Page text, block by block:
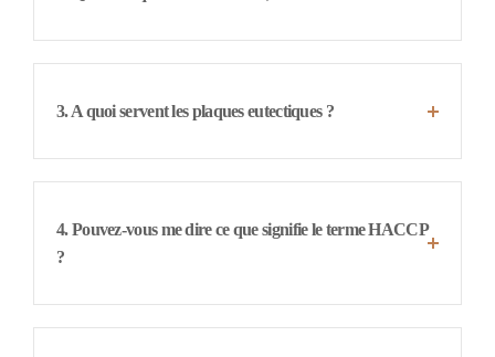
3. A quoi servent les plaques eutectiques ?
4. Pouvez-vous me dire ce que signifie le terme HACCP
?